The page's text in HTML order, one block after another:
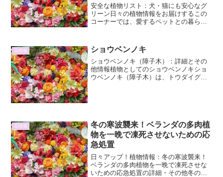
安全な植物リスト：犬・猫にも安心なグ
リーン日々の植物情報をお届けするこの
コーナーでは、愛するペットとの暮らし
猫が口にしてしまわないか心配…そんな
飼い主さんの不安を解消し...
花情報 ショウベンノキ
ショウベンノキ（障子木）：詳細とその
他情報植物としてのショウベンノキショ
ウベンノキ（障子木）は、トウダイグサ
花情報
冬の寒波襲来！ベランダの多肉植
物を一晩で凍死させないための応
急処置
日々アップ！植物情報：冬の寒波襲来！
ベランダの多肉植物を一晩で凍死させな
いための応急処置の詳細・その他冬の訪